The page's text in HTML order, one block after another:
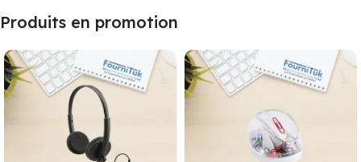
Produits en promotion